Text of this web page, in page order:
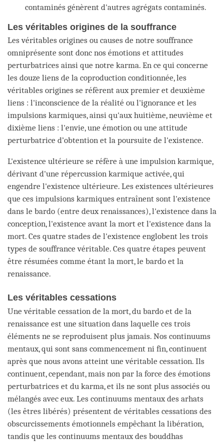
contaminés génèrent d'autres agrégats contaminés.
Les véritables origines de la souffrance
Les véritables origines ou causes de notre souffrance
omniprésente sont donc nos émotions et attitudes
perturbatrices ainsi que notre karma. En ce qui concerne
les douze liens de la coproduction conditionnée, les
véritables origines se réfèrent aux premier et deuxième
liens : l'inconscience de la réalité ou l'ignorance et les
impulsions karmiques, ainsi qu'aux huitième, neuvième et
dixième liens : l'envie, une émotion ou une attitude
perturbatrice d’obtention et la poursuite de l'existence.
L'existence ultérieure se réfère à une impulsion karmique,
dérivant d'une répercussion karmique activée, qui
engendre l'existence ultérieure. Les existences ultérieures
que ces impulsions karmiques entraînent sont l'existence
dans le bardo (entre deux renaissances), l'existence dans la
conception, l'existence avant la mort et l'existence dans la
mort. Ces quatre stades de l'existence englobent les trois
types de souffrance véritable. Ces quatre étapes peuvent
être résumées comme étant la mort, le bardo et la
renaissance.
Les véritables cessations
Une véritable cessation de la mort, du bardo et de la
renaissance est une situation dans laquelle ces trois
éléments ne se reproduisent plus jamais. Nos continuums
mentaux, qui sont sans commencement ni fin, continuent
après que nous avons atteint une véritable cessation. Ils
continuent, cependant, mais non par la force des émotions
perturbatrices et du karma, et ils ne sont plus associés ou
mélangés avec eux. Les continuums mentaux des arhats
(les êtres libérés) présentent de véritables cessations des
obscurcissements émotionnels empêchant la libération,
tandis que les continuums mentaux des bouddhas